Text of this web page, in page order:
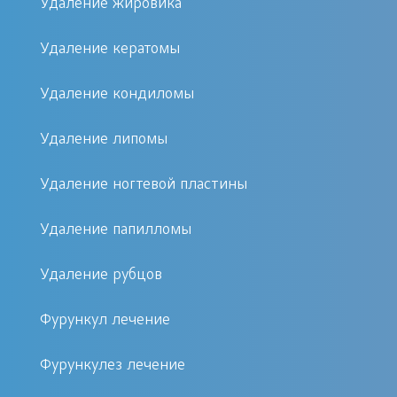
может включать различные аспекты:
Антибактериальную терапию.
Обкалывание фурункула
различными растворами.
стране нередко проводят путем
внутримышечных инъекций, хотя
Удаление жировика
Удаление кератомы
Удаление кондиломы
Удаление липомы
Удаление ногтевой пластины
Удаление папилломы
Удаление рубцов
Фурункул лечение
Фурункулез лечение